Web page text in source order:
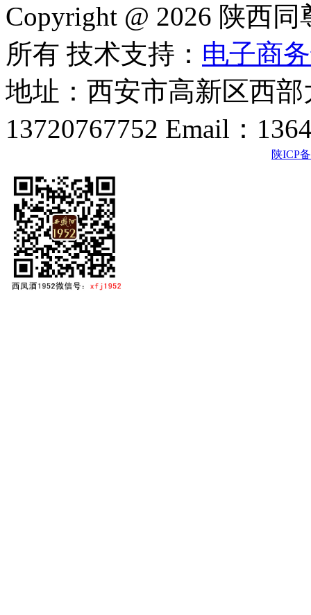
Copyright @ 2026 陕西
所有 技术支持： 电子商
地址：西安市高新区西
13720767752 Email：
陕ICP